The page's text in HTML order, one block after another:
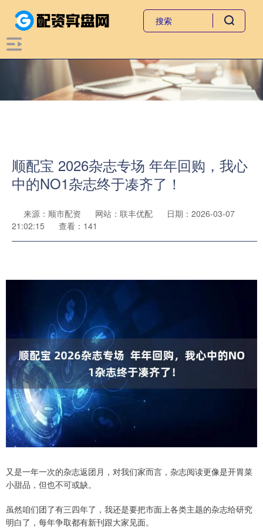
顺配宝 2026杂志专场 年年回购，我心
中的NO1杂志终于凑齐了！
来源：顺市配资 网站：联丰优配
日期：2026-03-07
21:02:15
查看：141
又是一年一次的杂志返团月，对我们家而言，杂志阅读更像是开胃菜
小甜品，但也不可或缺。
虽然咱们团了有三四年了，我还是要把市面上各类主题的杂志给研究
明白了，每年争取都有新刊跟大家见面。